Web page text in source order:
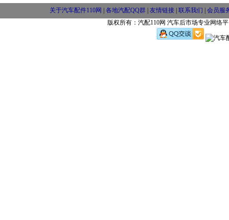
关于汽车配件110网 各地汽配QQ群 友情链接 联系我们
会员服
版权所有：汽配110网 汽车后市场专业网络